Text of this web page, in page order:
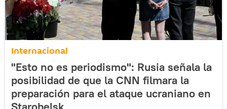
Internacional
"Esto no es periodismo": Rusia señala la
posibilidad de que la CNN filmara la
preparación para el ataque ucraniano en